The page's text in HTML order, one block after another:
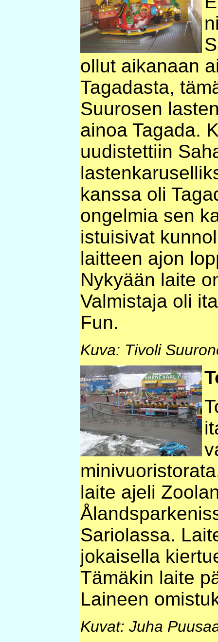
ollut aikanaan
Tagadasta,
Suurosen
ainoa Tagada.
uudistettiin
kanssa oli
ongelmia sen
istuisivat
laitteen ajon
Nykyään laite
Valmistaja oli
Fun.
Kuva: Tivoli
laite ajeli
Sariolassa.
jokaisella
Tämäkin laite
Laineen
Kuvat: Juha